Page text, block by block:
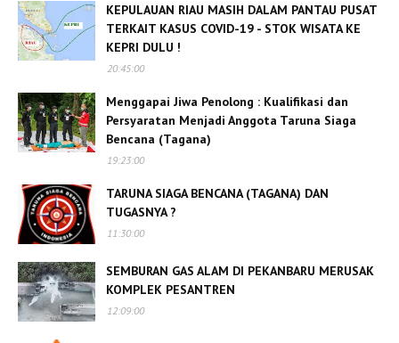
KEPULAUAN RIAU MASIH DALAM PANTAU PUSAT
TERKAIT KASUS COVID-19 - STOK WISATA KE
KEPRI DULU !
20:45:00
Menggapai Jiwa Penolong : Kualifikasi dan
Persyaratan Menjadi Anggota Taruna Siaga
Bencana (Tagana)
19:23:00
TARUNA SIAGA BENCANA (TAGANA) DAN
TUGASNYA ?
11:30:00
SEMBURAN GAS ALAM DI PEKANBARU MERUSAK
KOMPLEK PESANTREN
12:09:00